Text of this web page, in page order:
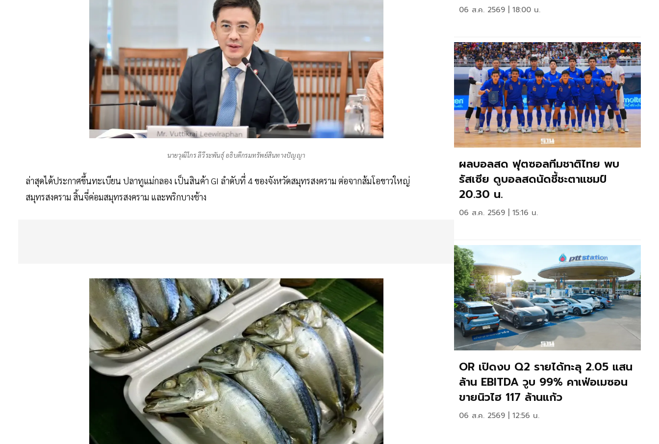
นายวุฒิไกร ลีวีระพันธุ์ อธิบดีกรมทรัพย์สินทางปัญญา
ล่าสุดได้ประกาศขึ้นทะเบียน ปลาทูแม่กลอง เป็นสินค้า GI ลำดับที่ 4 ของจังหวัดสมุทรสงคราม ต่อจากส้มโอขาวใหญ่
สมุทรสงคราม สิ้นจี่ค่อมสมุทรสงคราม และพริกบางช้าง
06 ส.ค. 2569 | 18:00 น.
ผลบอลสด ฟุตซอลทีมชาติไทย พบ
รัสเซีย ดูบอลสดนัดชี้ชะตาแชมป์
20.30 น.
06 ส.ค. 2569 | 15:16 น.
OR เปิดงบ Q2 รายได้ทะลุ 2.05 แสน
ล้าน EBITDA วูบ 99% คาเฟ่อเมซอน
ขายนิวไฮ 117 ล้านแก้ว
06 ส.ค. 2569 | 12:56 น.